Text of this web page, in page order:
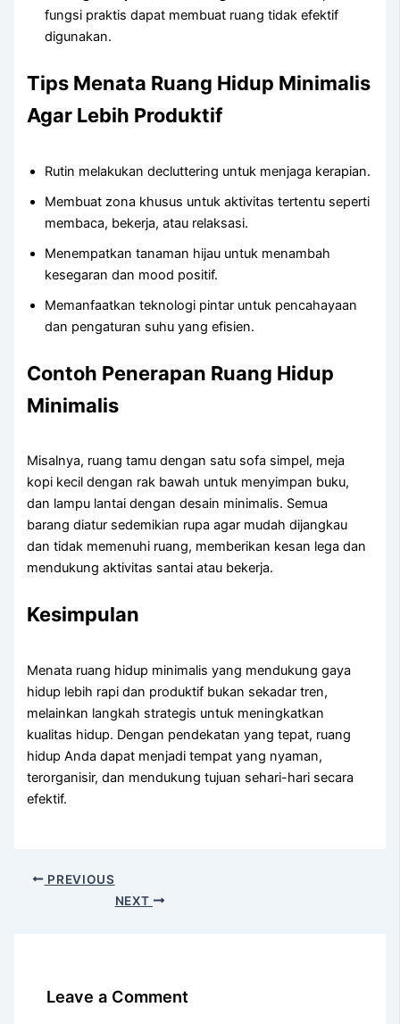
fungsi praktis dapat membuat ruang tidak efektif
digunakan.
Tips Menata Ruang Hidup Minimalis
Agar Lebih Produktif
Rutin melakukan decluttering untuk menjaga kerapian.
Membuat zona khusus untuk aktivitas tertentu seperti
membaca, bekerja, atau relaksasi.
Menempatkan tanaman hijau untuk menambah
kesegaran dan mood positif.
Memanfaatkan teknologi pintar untuk pencahayaan
dan pengaturan suhu yang efisien.
Contoh Penerapan Ruang Hidup
Minimalis
Misalnya, ruang tamu dengan satu sofa simpel, meja
kopi kecil dengan rak bawah untuk menyimpan buku,
dan lampu lantai dengan desain minimalis. Semua
barang diatur sedemikian rupa agar mudah dijangkau
dan tidak memenuhi ruang, memberikan kesan lega dan
mendukung aktivitas santai atau bekerja.
Kesimpulan
Menata ruang hidup minimalis yang mendukung gaya
hidup lebih rapi dan produktif bukan sekadar tren,
melainkan langkah strategis untuk meningkatkan
kualitas hidup. Dengan pendekatan yang tepat, ruang
hidup Anda dapat menjadi tempat yang nyaman,
terorganisir, dan mendukung tujuan sehari-hari secara
efektif.
PREVIOUS
NEXT
Leave a Comment